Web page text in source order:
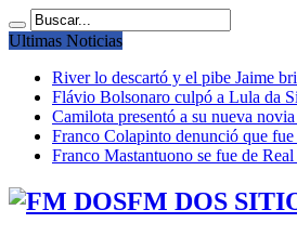
Ultimas Noticias
River lo descartó y el pibe Jaime
Flávio Bolsonaro culpó a Lula da
Camilota presentó a su nueva
Franco Colapinto denunció que
Franco Mastantuono se fue de
FM DOS